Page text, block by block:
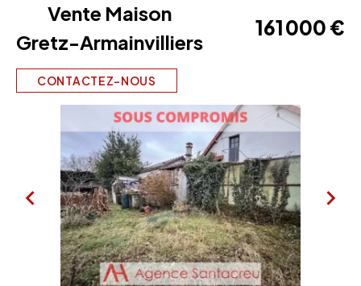
CONTACTEZ-NOUS
Vente Maison
Gretz-Armainvilliers
161 000 €